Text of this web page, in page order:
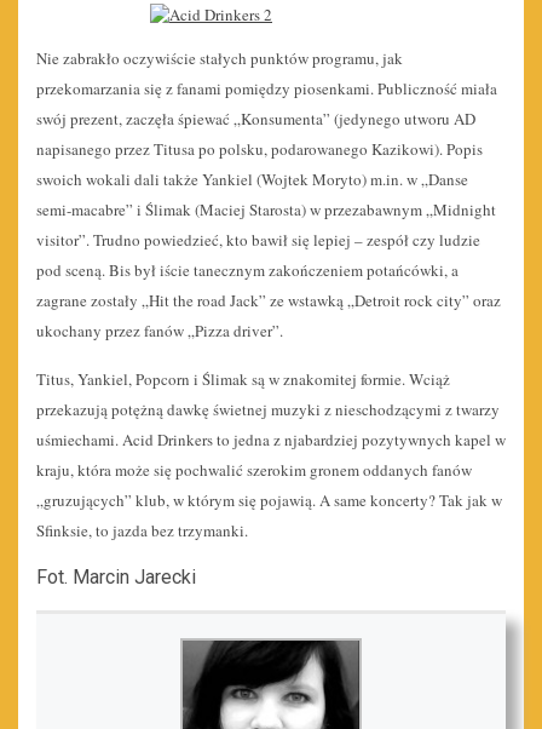
Nie zabrakło oczywiście stałych punktów programu, jak
przekomarzania się z fanami pomiędzy piosenkami. Publiczność miała
swój prezent, zaczęła śpiewać „Konsumenta” (jedynego utworu AD
napisanego przez Titusa po polsku, podarowanego Kazikowi). Popis
swoich wokali dali także Yankiel (Wojtek Moryto) m.in. w „Danse
semi-macabre” i Ślimak (Maciej Starosta) w przezabawnym „Midnight
visitor”. Trudno powiedzieć, kto bawił się lepiej – zespół czy ludzie
pod sceną. Bis był iście tanecznym zakończeniem potańcówki, a
zagrane zostały „Hit the road Jack” ze wstawką „Detroit rock city” oraz
ukochany przez fanów „Pizza driver”.
Titus, Yankiel, Popcorn i Ślimak są w znakomitej formie. Wciąż
przekazują potężną dawkę świetnej muzyki z nieschodzącymi z twarzy
uśmiechami. Acid Drinkers to jedna z njabardziej pozytywnych kapel w
kraju, która może się pochwalić szerokim gronem oddanych fanów
„gruzujących” klub, w którym się pojawią. A same koncerty? Tak jak w
Sfinksie, to jazda bez trzymanki.
Fot. Marcin Jarecki